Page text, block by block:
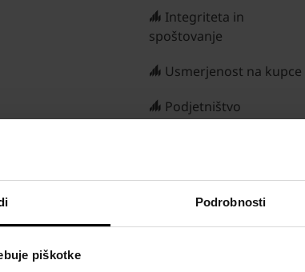
Podrobnosti
piškotke
Integriteta in
spoštovanje
Usmerjenost na kupce
Podjetništvo
Odgovornost
z našimi proizvodi in sistemski rešitvami bogatimo
sodelujemo pri oblikovanju prihodnosti gradnje. To je